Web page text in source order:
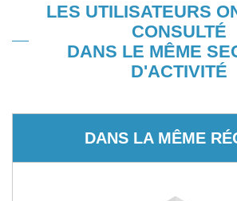
LES UTILISATEURS
CONSULTÉ
DANS LE MÊME
D'ACTIVITÉ
DANS LA MÊME